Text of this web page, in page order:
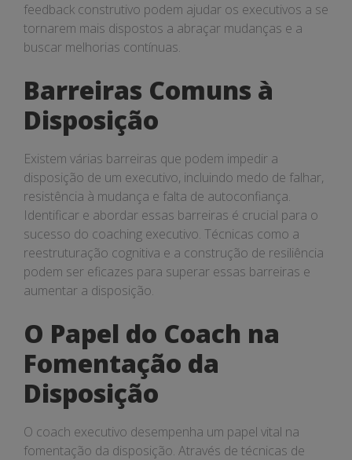
feedback construtivo podem ajudar os executivos a se
tornarem mais dispostos a abraçar mudanças e a
buscar melhorias contínuas.
Barreiras Comuns à
Disposição
Existem várias barreiras que podem impedir a
disposição de um executivo, incluindo medo de falhar,
resistência à mudança e falta de autoconfiança.
Identificar e abordar essas barreiras é crucial para o
sucesso do coaching executivo. Técnicas como a
reestruturação cognitiva e a construção de resiliência
podem ser eficazes para superar essas barreiras e
aumentar a disposição.
O Papel do Coach na
Fomentação da
Disposição
O coach executivo desempenha um papel vital na
fomentação da disposição. Através de técnicas de